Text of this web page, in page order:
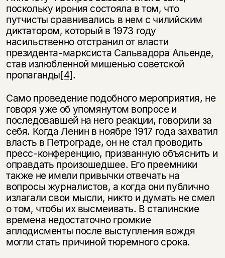
поскольку ирония состояла в том, что
путчисты сравнивались в нем с чилийским
диктатором, который в 1973 году
насильственно отстранил от власти
президента-марксиста Сальвадора Альенде,
став излюбленной мишенью советской
пропаганды[4].
Само проведение подобного мероприятия, не
говоря уже об упомянутом вопросе и
последовавшей на него реакции, говорили за
себя. Когда Ленин в ноябре 1917 года захватил
власть в Петрограде, он не стал проводить
пресс-конференцию, призванную объяснить и
оправдать произошедшее. Его преемники
также не имели привычки отвечать на
вопросы журналистов, а когда они публично
излагали свои мысли, никто и думать не смел
о том, чтобы их высмеивать. В сталинские
времена недостаточно громкие
аплодисменты после выступления вождя
могли стать причиной тюремного срока.